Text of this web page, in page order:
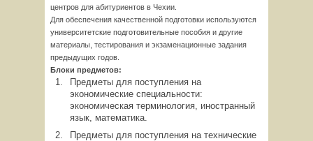
центров для абитуриентов в Чехии.
Для обеспечения качественной подготовки используются
университетские подготовительные пособия и другие
материалы, тестирования и экзаменационные задания
предыдущих годов.
Блоки предметов:
Предметы для поступления на
экономические специальности:
экономическая терминология, иностранный
язык, математика.
Предметы для поступления на технические